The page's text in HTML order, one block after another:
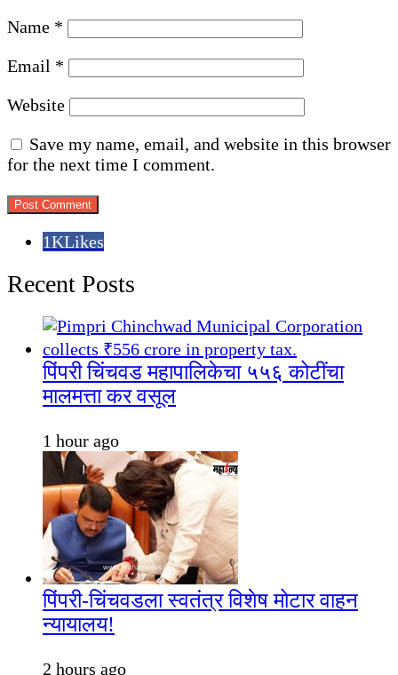
Name *
Email *
Website
Save my name, email, and website in this browser
for the next time I comment.
1KLikes
Recent Posts
पिंपरी चिंचवड महापालिकेचा ५५६ कोटींचा
मालमत्ता कर वसूल
1 hour ago
पिंपरी-चिंचवडला स्वतंत्र विशेष मोटार वाहन
न्यायालय!
2 hours ago